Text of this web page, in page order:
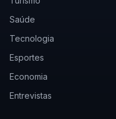
Saúde
Tecnologia
Esportes
Economia
Entrevistas